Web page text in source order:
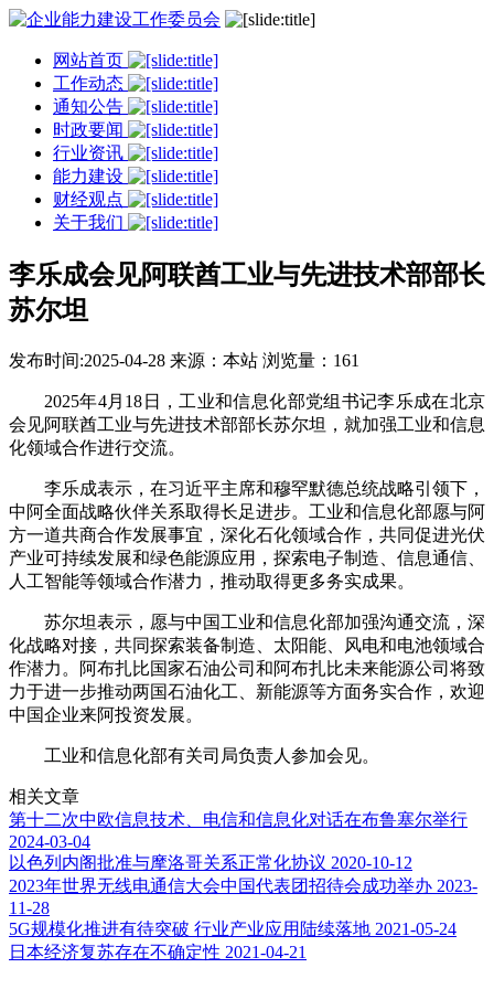
网站首页
工作动态
通知公告
时政要闻
行业资讯
能力建设
财经观点
关于我们
李乐成会见阿联酋工业与先进技术部部长
苏尔坦
发布时间:2025-04-28 来源：本站 浏览量：161
2025年4月18日，工业和信息化部党组书记李乐成在北京
会见阿联酋工业与先进技术部部长苏尔坦，就加强工业和信息
化领域合作进行交流。
李乐成表示，在习近平主席和穆罕默德总统战略引领下，
中阿全面战略伙伴关系取得长足进步。工业和信息化部愿与阿
方一道共商合作发展事宜，深化石化领域合作，共同促进光伏
产业可持续发展和绿色能源应用，探索电子制造、信息通信、
人工智能等领域合作潜力，推动取得更多务实成果。
苏尔坦表示，愿与中国工业和信息化部加强沟通交流，深
化战略对接，共同探索装备制造、太阳能、风电和电池领域合
作潜力。阿布扎比国家石油公司和阿布扎比未来能源公司将致
力于进一步推动两国石油化工、新能源等方面务实合作，欢迎
中国企业来阿投资发展。
工业和信息化部有关司局负责人参加会见。
相关文章
第十二次中欧信息技术、电信和信息化对话在布鲁塞尔举行
2024-03-04
以色列内阁批准与摩洛哥关系正常化协议 2020-10-12
2023年世界无线电通信大会中国代表团招待会成功举办 2023-
11-28
5G规模化推进有待突破 行业产业应用陆续落地 2021-05-24
日本经济复苏存在不确定性 2021-04-21